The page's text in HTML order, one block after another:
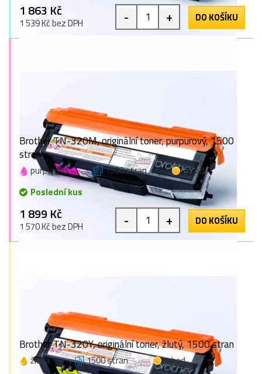
1 863 Kč
1 539 Kč bez DPH - + DO KOŠÍKU
Brother TN-320M, originální toner, purpurový, 1500
stran
purpurová 1500 stran
1 bod
Poslední kus
1 899 Kč
1 570 Kč bez DPH - + DO KOŠÍKU
Brother TN-320Y, originální toner, žlutý, 1500 stran
žlutá 1500 stran
1 bod